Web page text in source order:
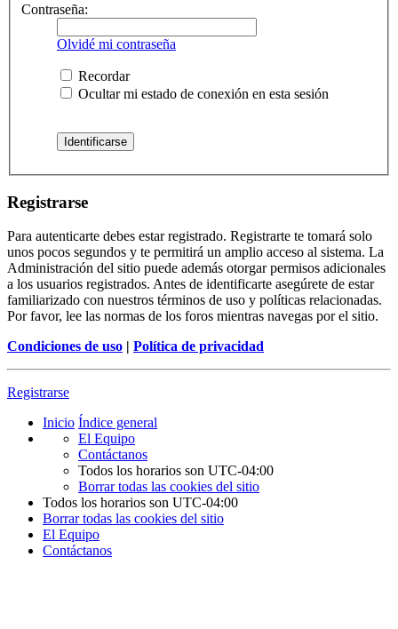
Contraseña:
Olvidé mi contraseña
Recordar
Ocultar mi estado de conexión en esta sesión
Registrarse
Para autenticarte debes estar registrado. Registrarte te tomará solo
unos pocos segundos y te permitirá un amplio acceso al sistema. La
Administración del sitio puede además otorgar permisos adicionales
a los usuarios registrados. Antes de identificarte asegúrete de estar
familiarizado con nuestros términos de uso y políticas relacionadas.
Por favor, lee las normas de los foros mientras navegas por el sitio.
Condiciones de uso | Política de privacidad
Registrarse
Inicio Índice general
El Equipo
Contáctanos
Todos los horarios son UTC-04:00
Borrar todas las cookies del sitio
Todos los horarios son UTC-04:00
Borrar todas las cookies del sitio
El Equipo
Contáctanos